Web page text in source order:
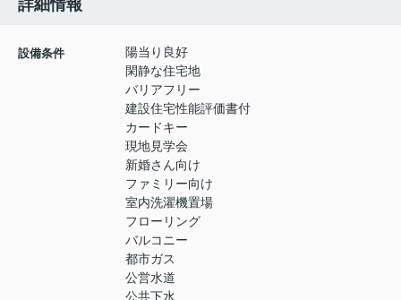
詳細情報
設備条件
陽当り良好
閑静な住宅地
バリアフリー
建設住宅性能評価書付
カードキー
現地見学会
新婚さん向け
ファミリー向け
室内洗濯機置場
フローリング
バルコニー
都市ガス
公営水道
公共下水